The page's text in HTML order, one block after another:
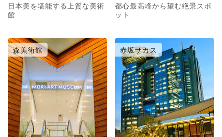
日本美を堪能する上質な美術
館
都心最高峰から望む絶景スポ
ット
森美術館 赤坂サカス